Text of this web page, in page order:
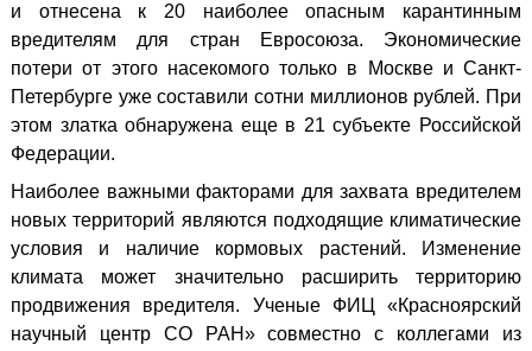
и отнесена к 20 наиболее опасным карантинным
вредителям для стран Евросоюза. Экономические
потери от этого насекомого только в Москве и Санкт-
Петербурге уже составили сотни миллионов рублей. При
этом златка обнаружена еще в 21 субъекте Российской
Федерации.
Наиболее важными факторами для захвата вредителем
новых территорий являются подходящие климатические
условия и наличие кормовых растений. Изменение
климата может значительно расширить территорию
продвижения вредителя. Ученые ФИЦ «Красноярский
научный центр СО РАН» совместно с коллегами из